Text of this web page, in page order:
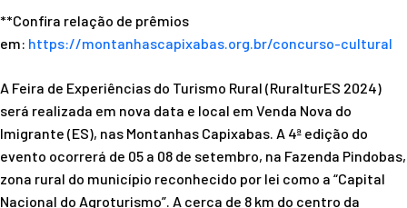
**Confira relação de prêmios
em: https://montanhascapixabas.org.br/concurso-cultural
A Feira de Experiências do Turismo Rural (RuralturES 2024)
será realizada em nova data e local em Venda Nova do
Imigrante (ES), nas Montanhas Capixabas. A 4ª edição do
evento ocorrerá de 05 a 08 de setembro, na Fazenda Pindobas,
zona rural do município reconhecido por lei como a “Capital
Nacional do Agroturismo”. A cerca de 8 km do centro da